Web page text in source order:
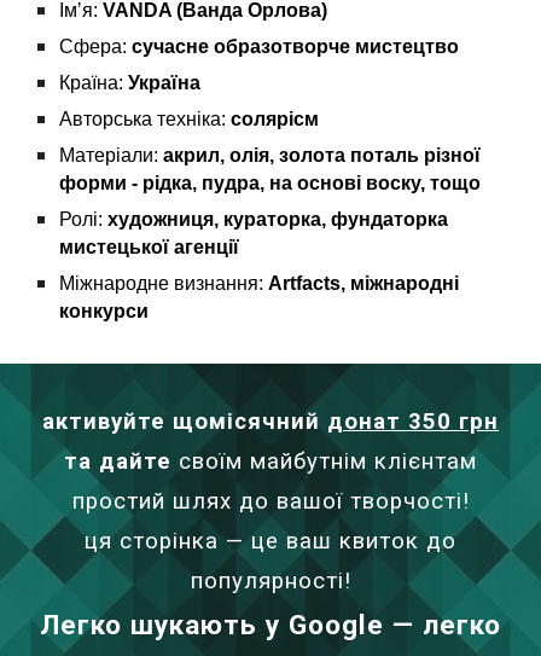
Імʼя:VANDA (Ванда Орлова)
Сфера:сучасне образотворче мистецтво
Країна:Україна
Авторська техніка:солярісм
Матеріали:акрил, олія, золота поталь різної
форми - рідка, пудра, на основі воску, тощо
Ролі:художниця, кураторка, фундаторка
мистецької агенції
Міжнародне визнання:Artfacts, міжнародні
конкурси
активуйте щомісячний донат 350 грн
та дайте своїм майбутнім клієнтам
простий шлях до вашої творчості!
ця сторінка — це ваш квиток до
популярності!
Легко шукають у Google — легко